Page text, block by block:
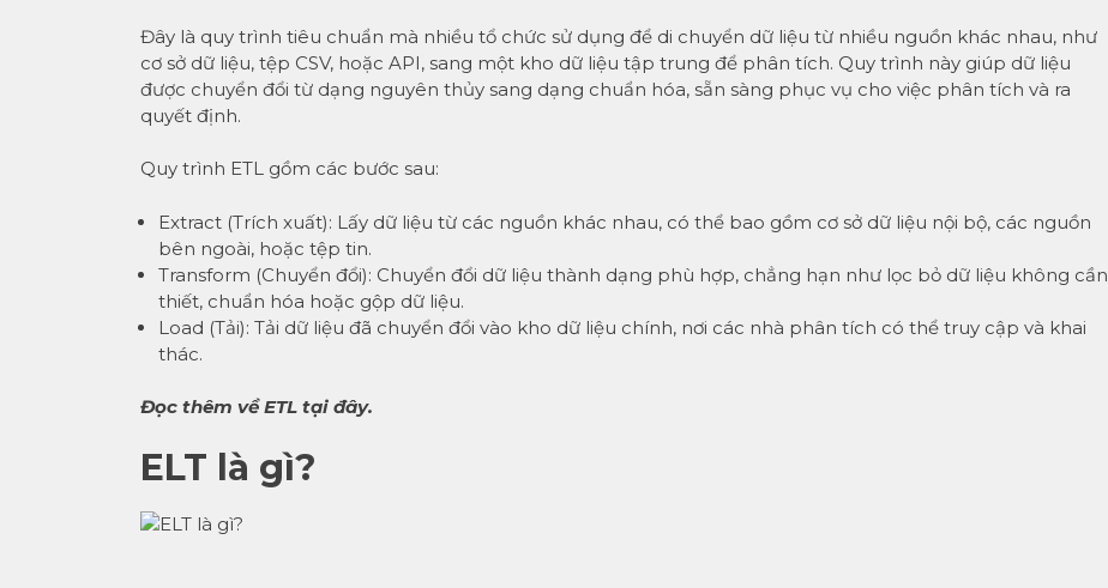
Đây là quy trình tiêu chuẩn mà nhiều tổ chức sử dụng để di chuyển dữ liệu từ nhiều nguồn khác nhau, như
cơ sở dữ liệu, tệp CSV, hoặc API, sang một kho dữ liệu tập trung để phân tích. Quy trình này giúp dữ liệu
được chuyển đổi từ dạng nguyên thủy sang dạng chuẩn hóa, sẵn sàng phục vụ cho việc phân tích và ra
quyết định.
Quy trình ETL gồm các bước sau:
Extract (Trích xuất): Lấy dữ liệu từ các nguồn khác nhau, có thể bao gồm cơ sở dữ liệu nội bộ, các nguồn
bên ngoài, hoặc tệp tin.
Transform (Chuyển đổi): Chuyển đổi dữ liệu thành dạng phù hợp, chẳng hạn như lọc bỏ dữ liệu không cần
thiết, chuẩn hóa hoặc gộp dữ liệu.
Load (Tải): Tải dữ liệu đã chuyển đổi vào kho dữ liệu chính, nơi các nhà phân tích có thể truy cập và khai
thác.
Đọc thêm về ETL tại đây.
ELT là gì?